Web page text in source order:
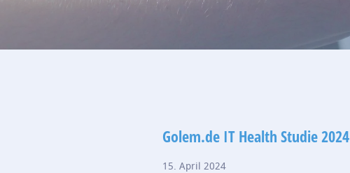
Golem.de IT Health Studie 2024
15. April 2024